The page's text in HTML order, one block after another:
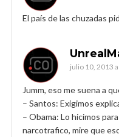
El país de las chuzadas
julio 10, 2013
Jumm, eso me suena a
– Santos: Exigimos
– Obama: Lo hicimos
narcotrafico, mire que